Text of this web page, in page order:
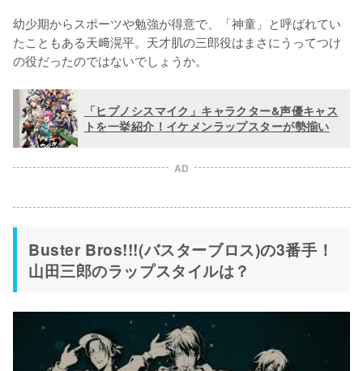
幼少期からスポーツや勉強が得意で、「神童」と呼ばれてい
たこともある天﨑滉平。天才肌の三郎役はまさにうってつけ
の役だったのではないでしょうか。
「ヒプノシスマイク」キャラクター&声優キャス
トを一挙紹介！イケメンラップスターが勢揃い
AD
Buster Bros!!!(バスターブロス)の3番手！
山田三郎のラップスタイルは？